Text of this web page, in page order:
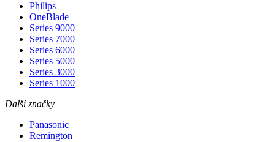
Philips
OneBlade
Series 9000
Series 7000
Series 6000
Series 5000
Series 3000
Series 1000
Další značky
Panasonic
Remington